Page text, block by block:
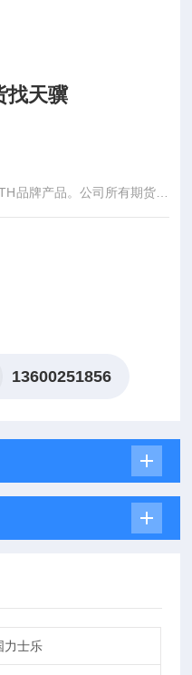
找天骥
品牌产品。公司所有期货都
资料齐全 我们可以提供客户
果不是*全新假一赔十，我们
。
13600251856
力士乐